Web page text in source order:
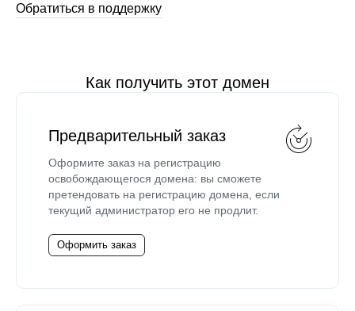
Обратиться в поддержку
Как получить этот домен
Предварительный заказ
Оформите заказ на регистрацию
освобождающегося домена: вы сможете
претендовать на регистрацию домена, если
текущий администратор его не продлит.
Оформить заказ